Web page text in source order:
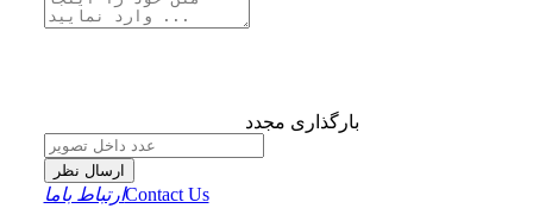
بارگذاری مجدد
ارسال نظر
ارتباط باماContact Us